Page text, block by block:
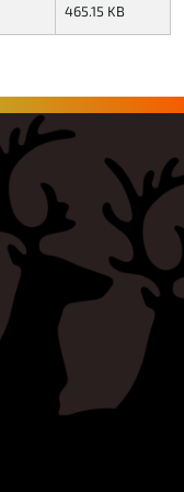
465.15 KB